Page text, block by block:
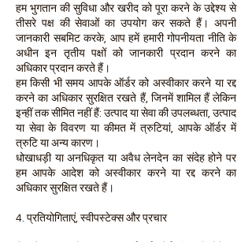
हम भुगतान की सुविधा और खरीद को पूरा करने के उद्देश्य से
तीसरे पक्ष की सेवाओं का उपयोग कर सकते हैं। अपनी
जानकारी सबमिट करके, आप हमें हमारी गोपनीयता नीति के
अधीन इन तृतीय पक्षों को जानकारी प्रदान करने का
अधिकार प्रदान करते हैं।
हम किसी भी समय आपके ऑर्डर को अस्वीकार करने या रद्द
करने का अधिकार सुरक्षित रखते हैं, जिनमें शामिल हैं लेकिन
इन्हीं तक सीमित नहीं हैं: उत्पाद या सेवा की उपलब्धता, उत्पाद
या सेवा के विवरण या कीमत में त्रुटियां, आपके ऑर्डर में
त्रुटि या अन्य कारण।
धोखाधड़ी या अनधिकृत या अवैध लेनदेन का संदेह होने पर
हम आपके आदेश को अस्वीकार करने या रद्द करने का
अधिकार सुरक्षित रखते हैं।
4. प्रतियोगिताएं, स्वीपस्टेक्स और प्रचार